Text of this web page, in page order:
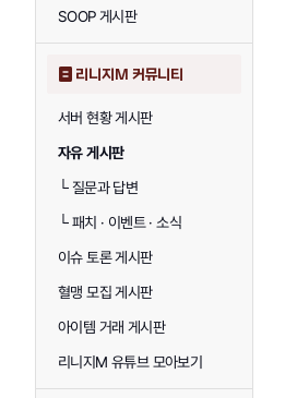
SOOP 게시판
리니지M 커뮤니티
서버 현황 게시판
자유 게시판
└질문과 답변
└패치 · 이벤트 · 소식
이슈 토론 게시판
혈맹 모집 게시판
아이템 거래 게시판
리니지M 유튜브 모아보기